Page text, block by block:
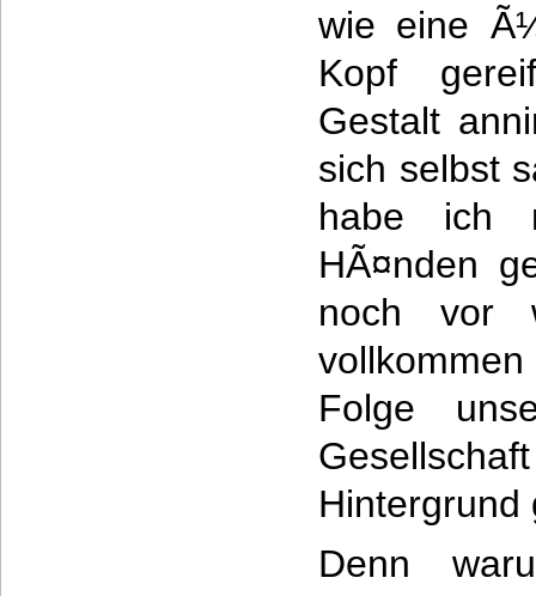
wie eine
Kopf
Gestalt
sich selbst
habe ich
HÃ¤nden
noch vor
Folge
Denn